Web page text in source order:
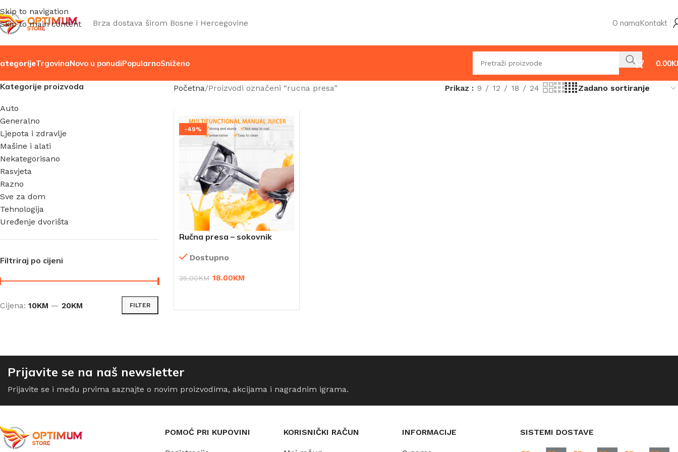
Skip to navigation
Skip to main content
Brza dostava širom Bosne i Hercegovine O namaKontakt
TrgovinaNovo u ponudiPopularnoSniženo 0.00
Kategorije proizvoda
Auto
Generalno
Ljepota i zdravlje
Mašine i alati
Nekategorisano
Rasvjeta
Razno
Sve za dom
Tehnologija
Uređenje dvorišta
Filtriraj po cijeni
FILTER
Cijena: 10KM — 20KM
Početna Proizvodi označeni “rucna presa” Prikaz 9 12 18 24
-49%
Ručna presa – sokovnik
Dostupno
35.00KM 18.00KM
Prijavite se na naš newsletter
Prijavite se i među prvima saznajte o novim proizvodima, akcijama i nagradnim igrama.
POMOĆ PRI KUPOVINI KORISNIČKI RAČUN INFORMACIJE SISTEMI DOSTAVE